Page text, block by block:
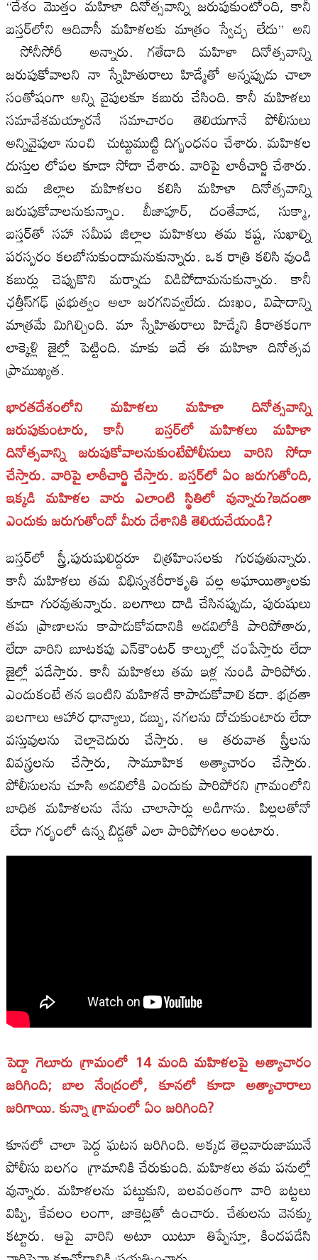
బస్తర్‌లోని ఆదివాసీ మహిళలకు మాత్రం స్వేచ్ఛ లేదు” అని
సోనీసోరీ అన్నారు. గతేడాది మహిళా దినోత్సవాన్ని
జరుపుకోవాలని నా స్నేహితురాలు హిడ్మేతో అన్నప్పుడు చాలా
సంతోషంగా అన్ని వైపులకూ కబురు చేసింది. కానీ మహిళలు
సమావేశమయ్యారనే సమాచారం తెలియగానే పోలీసులు
అన్నివైపులా నుంచి చుట్టుముట్టి దిగ్బంధనం చేశారు. మహిళల
దుస్తుల లోపల కూడా సోదా చేశారు. వారిపై లాఠీచార్జి చేశారు.
ఐదు జిల్లాల మహిళలం కలిసి మహిళా దినోత్సవాన్ని
జరుపుకోవాలనుకున్నాం. బీజాపూర్, దంతేవాడ, సుక్మా,
బస్తర్‌తో సహా సమీప జిల్లాల మహిళలు తమ కష్ట, సుఖాల్ని
పరస్పరం కలబోసుకుందామనుకున్నారు. ఒక రాత్రి కలిసి వుండి
కబుర్లు చెప్పుకొని మర్నాడు విడిపోదామనుకున్నారు. కానీ
ఛత్తీస్‌గఢ్‌ ప్రభుత్వం అలా జరగనివ్వలేదు. దుఃఖం, విషాదాన్ని
మాత్రమే మిగిల్చింది. మా స్నేహితురాలు హిడ్మేని కిరాతకంగా
లాక్కెళ్లి జైల్లో పెట్టింది. మాకు ఇదే ఈ మహిళా దినోత్సవ
ప్రాముఖ్యత.
భారతదేశంలోని మహిళలు మహిళా దినోత్సవాన్ని
జరుపుకుంటారు, కానీ బస్తర్‌లో మహిళలు మహిళా
దినోత్సవాన్ని జరుపుకోవాలనుకుంటేపోలీసులు వారిని సోదా
చేస్తారు. వారిపై లాఠీచార్జి చేస్తారు. బస్తర్‌లో ఏం జరుగుతోంది,
ఇక్కడి మహిళల వారు ఎలాంటి స్థితిలో వున్నారు?ఇదంతా
ఎందుకు జరుగుతోందో మీరు దేశానికి తెలియచేయండి?
బస్తర్‌లో స్త్రీ,పురుషులిద్దరూ చిత్రహింసలకు గురవుతున్నారు.
కానీ మహిళలు తమ విభిన్నశరీరాకృతి వల్ల అఘాయిత్యాలకు
కూడా గురవుతున్నారు. బలగాలు దాడి చేసినప్పుడు, పురుషులు
తమ ప్రాణాలను కాపాడుకోవడానికి అడవిలోకి పారిపోతారు,
లేదా వారిని బూటకపు ఎన్‌కౌంటర్ కాల్పుల్లో చంపేస్తారు లేదా
జైల్లో పడేస్తారు. కానీ మహిళలు తమ ఇళ్ల నుండి పారిపోరు.
ఎందుకంటే తన ఇంటిని మహిళనే కాపాడుకోవాలి కదా. భద్రతా
బలగాలు ఆహార ధాన్యాలు, డబ్బు, నగలను దోచుకుంటారు లేదా
వస్తువులను చెల్లాచెదురు చేస్తారు. ఆ తరువాత స్త్రీలను
వివస్త్రలను చేస్తారు, సామూహిక అత్యాచారం చేస్తారు.
పోలీసులను చూసి అడవిలోకి ఎందుకు పారిపోరని గ్రామంలోని
బాధిత మహిళలను నేను చాలాసార్లు అడిగాను. పిల్లలతోనో
లేదా గర్భంలో ఉన్న బిడ్డతో ఎలా పారిపోగలం అంటారు.
పెద్దా గెలూరు గ్రామంలో 14 మంది మహిళలపై అత్యాచారం
జరిగింది; బాల నేంద్రంలో, కూనలో కూడా అత్యాచారాలు
జరిగాయి. కున్నా గ్రామంలో ఏం జరిగింది?
కూనలో చాలా పెద్ద ఘటన జరిగింది. అక్కడ తెల్లవారుజామునే
పోలీసు బలగం గ్రామానికి చేరుకుంది. మహిళలు తమ పనుల్లో
వున్నారు. మహిళలను పట్టుకుని, బలవంతంగా వారి బట్టలు
విప్పి, కేవలం లంగా, జాకెట్లతో ఉంచారు. చేతులను వెనక్కు
కట్టారు. ఆపై వారిని అటూ యిటూ తిప్పేస్తూ, కిందపడేసి